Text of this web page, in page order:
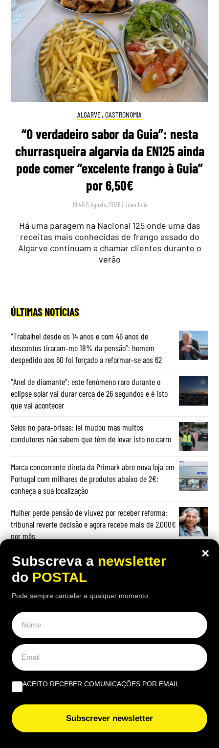
ALGARVE, GASTRONOMIA
“O verdadeiro sabor da Guia”: nesta
churrasqueira algarvia da EN125 ainda
pode comer “excelente frango à Guia”
por 6,50€
16:40 5 Agosto, 2026 |João Luís
Há uma paragem na Nacional 125 onde uma das
receitas mais conhecidas de frango assado do
Algarve continuam a chamar clientes durante o
verão
ÚLTIMAS NOTÍCIAS
“Trabalhei desde os 14 anos e com 46 anos de
descontos tiraram‑me 18% da pensão”: homem
despedido aos 60 foi forçado a reformar‑se aos 62
“Anel de diamante”: este fenómeno raro durante o
eclipse solar vai durar cerca de 26 segundos e é isto
que vai acontecer
Selos no para‑brisas: lei mudou mas muitos
condutores não sabem que têm de levar isto no carro
Marca concorrente direta da Primark abre nova loja em
Portugal com milhares de produtos abaixo de 2€:
conheça a sua localização
Mulher perde pensão de viuvez por receber reforma:
tribunal reverte decisão e agora recebe mais de 2.000€
por mês
OPINIÃO
Profissional não profissionalizada – Uma reflexão de
agosto | Por Ana Alexandra Resende
Quando viver no Algarve se torna um luxo | Por João
Rúben Silva
Santos
×
Subscreva a newsletter
do POSTAL
Pode sempre cancelar a qualquer momento
ACEITO RECEBER COMUNICAÇÕES POR EMAIL
Subscrever newsletter